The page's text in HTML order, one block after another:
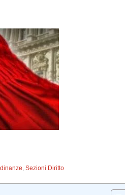
,Sezioni Diritto